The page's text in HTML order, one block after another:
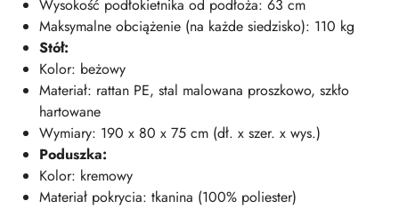
Wysokość podłokietnika od podłoża: 63 cm
Maksymalne obciążenie (na każde siedzisko): 110 kg
Stół:
Kolor: beżowy
Materiał: rattan PE, stal malowana proszkowo, szkło
hartowane
Wymiary: 190 x 80 x 75 cm (dł. x szer. x wys.)
Poduszka:
Kolor: kremowy
Materiał pokrycia: tkanina (100% poliester)